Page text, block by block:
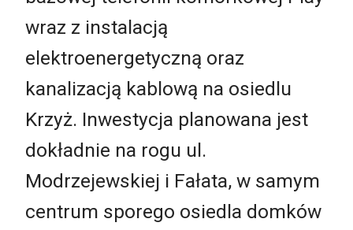
wraz z instalacją
elektroenergetyczną oraz
kanalizacją kablową na osiedlu
Krzyż. Inwestycja planowana jest
dokładnie na rogu ul.
Modrzejewskiej i Fałata, w samym
centrum sporego osiedla domków